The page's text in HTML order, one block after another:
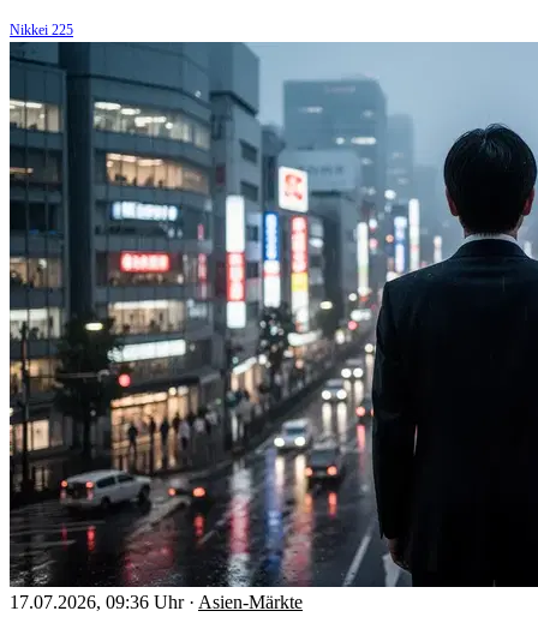
Nikkei 225
17.07.2026, 09:36 Uhr · Asien-Märkte